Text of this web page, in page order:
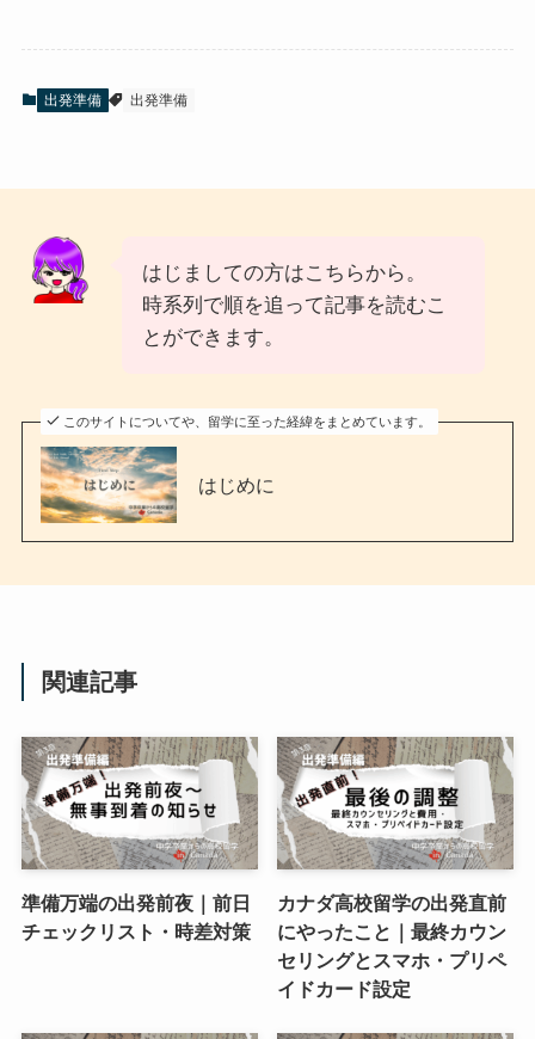
出発準備 出発準備
はじましての方はこちらから。
時系列で順を追って記事を読むこ
とができます。
このサイトについてや、留学に至った経緯をまとめています。
はじめに
関連記事
準備万端の出発前夜｜前日
チェックリスト・時差対策
カナダ高校留学の出発直前
にやったこと｜最終カウン
セリングとスマホ・プリペ
イドカード設定